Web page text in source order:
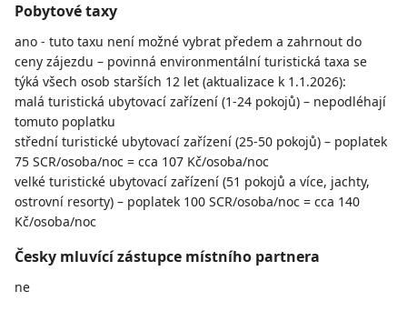
Pobytové taxy
ano - tuto taxu není možné vybrat předem a zahrnout do
ceny zájezdu – povinná environmentální turistická taxa se
týká všech osob starších 12 let (aktualizace k 1.1.2026):
malá turistická ubytovací zařízení (1-24 pokojů) – nepodléhají
tomuto poplatku
střední turistické ubytovací zařízení (25-50 pokojů) – poplatek
75 SCR/osoba/noc = cca 107 Kč/osoba/noc
velké turistické ubytovací zařízení (51 pokojů a více, jachty,
ostrovní resorty) – poplatek 100 SCR/osoba/noc = cca 140
Kč/osoba/noc
Česky mluvící zástupce místního partnera
ne